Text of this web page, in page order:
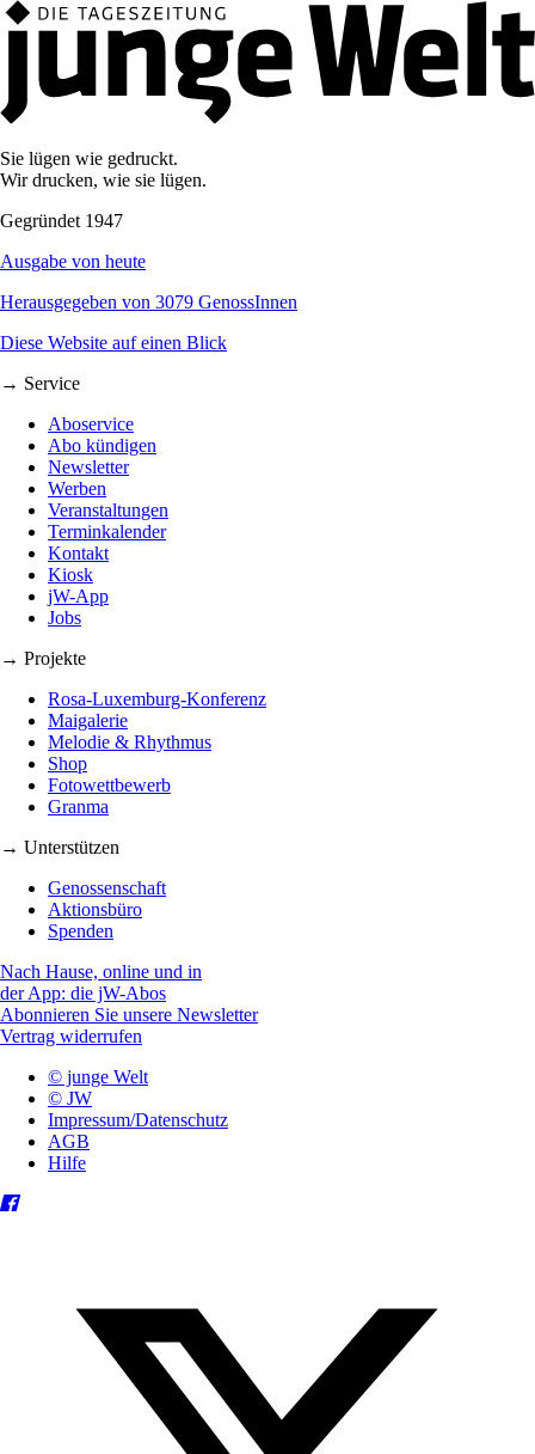
Sie lügen wie gedruckt.
Wir drucken, wie sie lügen.
Gegründet 1947
Ausgabe von heute
Herausgegeben von 3079 GenossInnen
Diese Website auf einen Blick
→ Service
Aboservice
Abo kündigen
Newsletter
Werben
Veranstaltungen
Terminkalender
Kontakt
Kiosk
jW-App
Jobs
→ Projekte
Rosa-Luxemburg-Konferenz
Maigalerie
Melodie & Rhythmus
Shop
Fotowettbewerb
Granma
→ Unterstützen
Genossenschaft
Aktionsbüro
Spenden
Nach Hause, online und in
der App: die jW-Abos
Abonnieren Sie unsere Newsletter
Vertrag widerrufen
© junge Welt
© JW
Impressum/Datenschutz
AGB
Hilfe